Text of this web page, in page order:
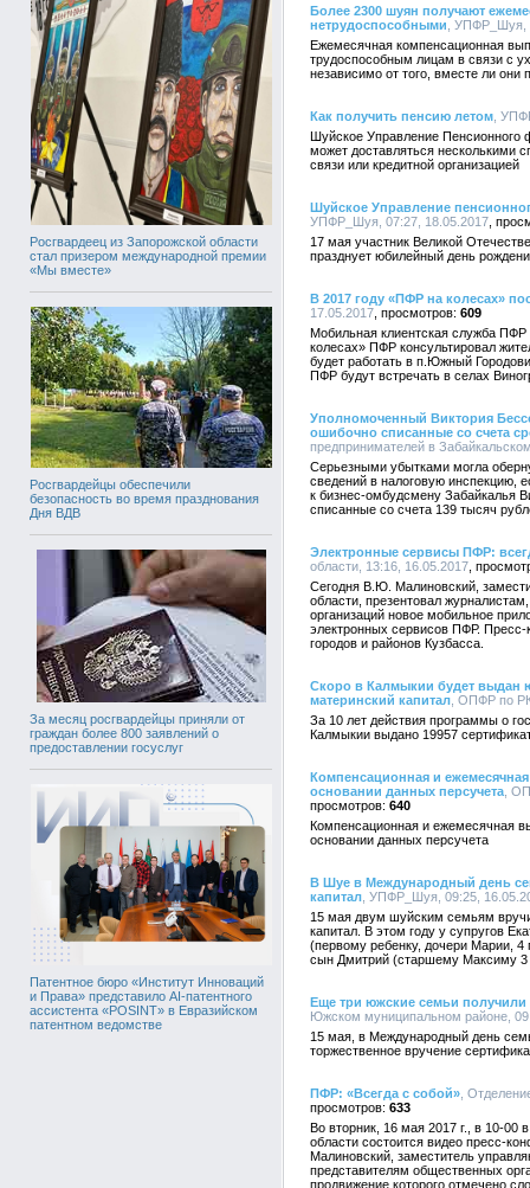
Росгвардеец из Запорожской области
стал призером международной премии
«Мы вместе»
Росгвардейцы обеспечили
безопасность во время празднования
Дня ВДВ
За месяц росгвардейцы приняли от
граждан более 800 заявлений о
предоставлении госуслуг
Патентное бюро «Институт Инноваций
и Права» представило AI-патентного
ассистента «POSINT» в Евразийском
патентном ведомстве
Более 2300 шуян получают
нетрудоспособными , УПФР_Шуя,
Ежемесячная компенсационная
трудоспособным лицам в связи с
независимо от того, вместе ли
Как получить пенсию летом ,
Шуйское Управление Пенсионного
может доставляться несколькими
связи или кредитной организацией
Шуйское Управление
УПФР_Шуя, 07:27, 18.05.2017
17 мая участник Великой
празднует юбилейный день
В 2017 году «ПФР на колесах»
17.05.2017
609
Мобильная клиентская служба
колесах» ПФР консультировал
будет работать в п.Южный
ПФР будут встречать в селах
Уполномоченный Виктория
ошибочно списанные со счета
предпринимателей в
Серьезными убытками могла
сведений в налоговую инспекцию,
к бизнес-омбудсмену Забайкалья
списанные со счета 139 тысяч
Электронные сервисы ПФР:
области, 13:16, 16.05.2017
Сегодня В.Ю. Малиновский,
области, презентовал
организаций новое мобильное
электронных сервисов ПФР.
городов и районов Кузбасса.
Скоро в Калмыкии будет выдан
материнский капитал , ОПФР по
За 10 лет действия программы о
Калмыкии выдано 19957
Компенсационная и
основании данных персучета ,
640
Компенсационная и ежемесячная
основании данных персучета
В Шуе в Международный день
капитал , УПФР_Шуя, 09:25,
15 мая двум шуйским семьям
капитал. В этом году у супругов
(первому ребенку, дочери Марии,
сын Дмитрий (старшему Максиму 3
Еще три южские семьи получили
Южском муниципальном районе,
15 мая, в Международный день
торжественное вручение
ПФР: «Всегда с собой» ,
633
Во вторник, 16 мая 2017 г., в 10-00
области состоится видео пресс-
Малиновский, заместитель
представителям общественных
продвижение которого отмечено